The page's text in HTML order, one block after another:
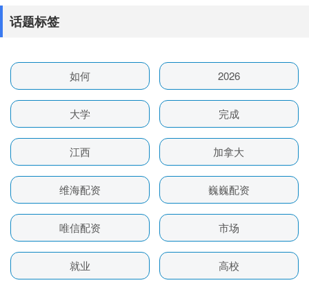
话题标签
如何 2026
大学 完成
江西 加拿大
维海配资 巍巍配资
唯信配资 市场
就业 高校